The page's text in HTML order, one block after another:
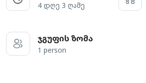
4 დღე 3 ღამე
ჯგუფის ზომა
1 person